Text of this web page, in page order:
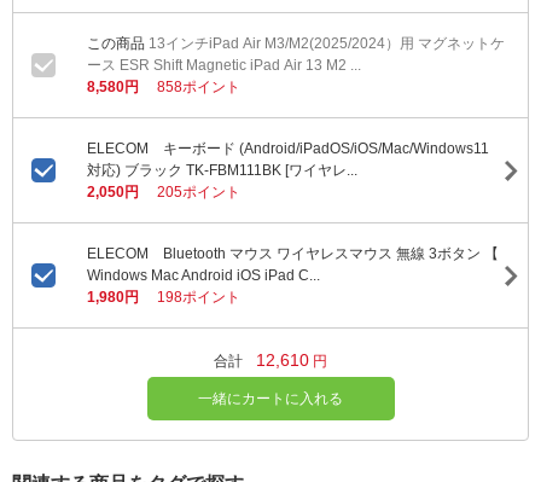
13インチiPad Air M3/M2(2025/2024）用 マグネットケ
ース ESR Shift Magnetic iPad Air 13 M2 ...
8,580円
858ポイント
ELECOM キーボード (Android/iPadOS/iOS/Mac/Windows11
対応) ブラック TK-FBM111BK [ワイヤレ...
2,050円
205ポイント
ELECOM Bluetooth マウス ワイヤレスマウス 無線 3ボタン 【
Windows Mac Android iOS iPad C...
1,980円
198ポイント
合計 12,610 円
一緒にカートに入れる